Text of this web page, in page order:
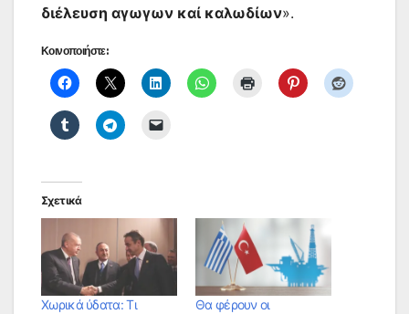
διέλευση αγωγων καί καλωδίων».
Κοινοποιήστε:
Σχετικά
Χωρικά ύδατα: Τι
Θα φέρουν οι